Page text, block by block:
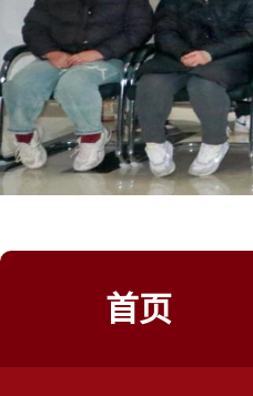
首页